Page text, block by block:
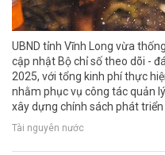
UBND tỉnh Vĩnh Long vừa
cập nhật Bộ chỉ số theo dõi -
2025, với tổng kinh phí thực
nhằm phục vụ công tác quản
xây dựng chính sách phát
Tài nguyên nước